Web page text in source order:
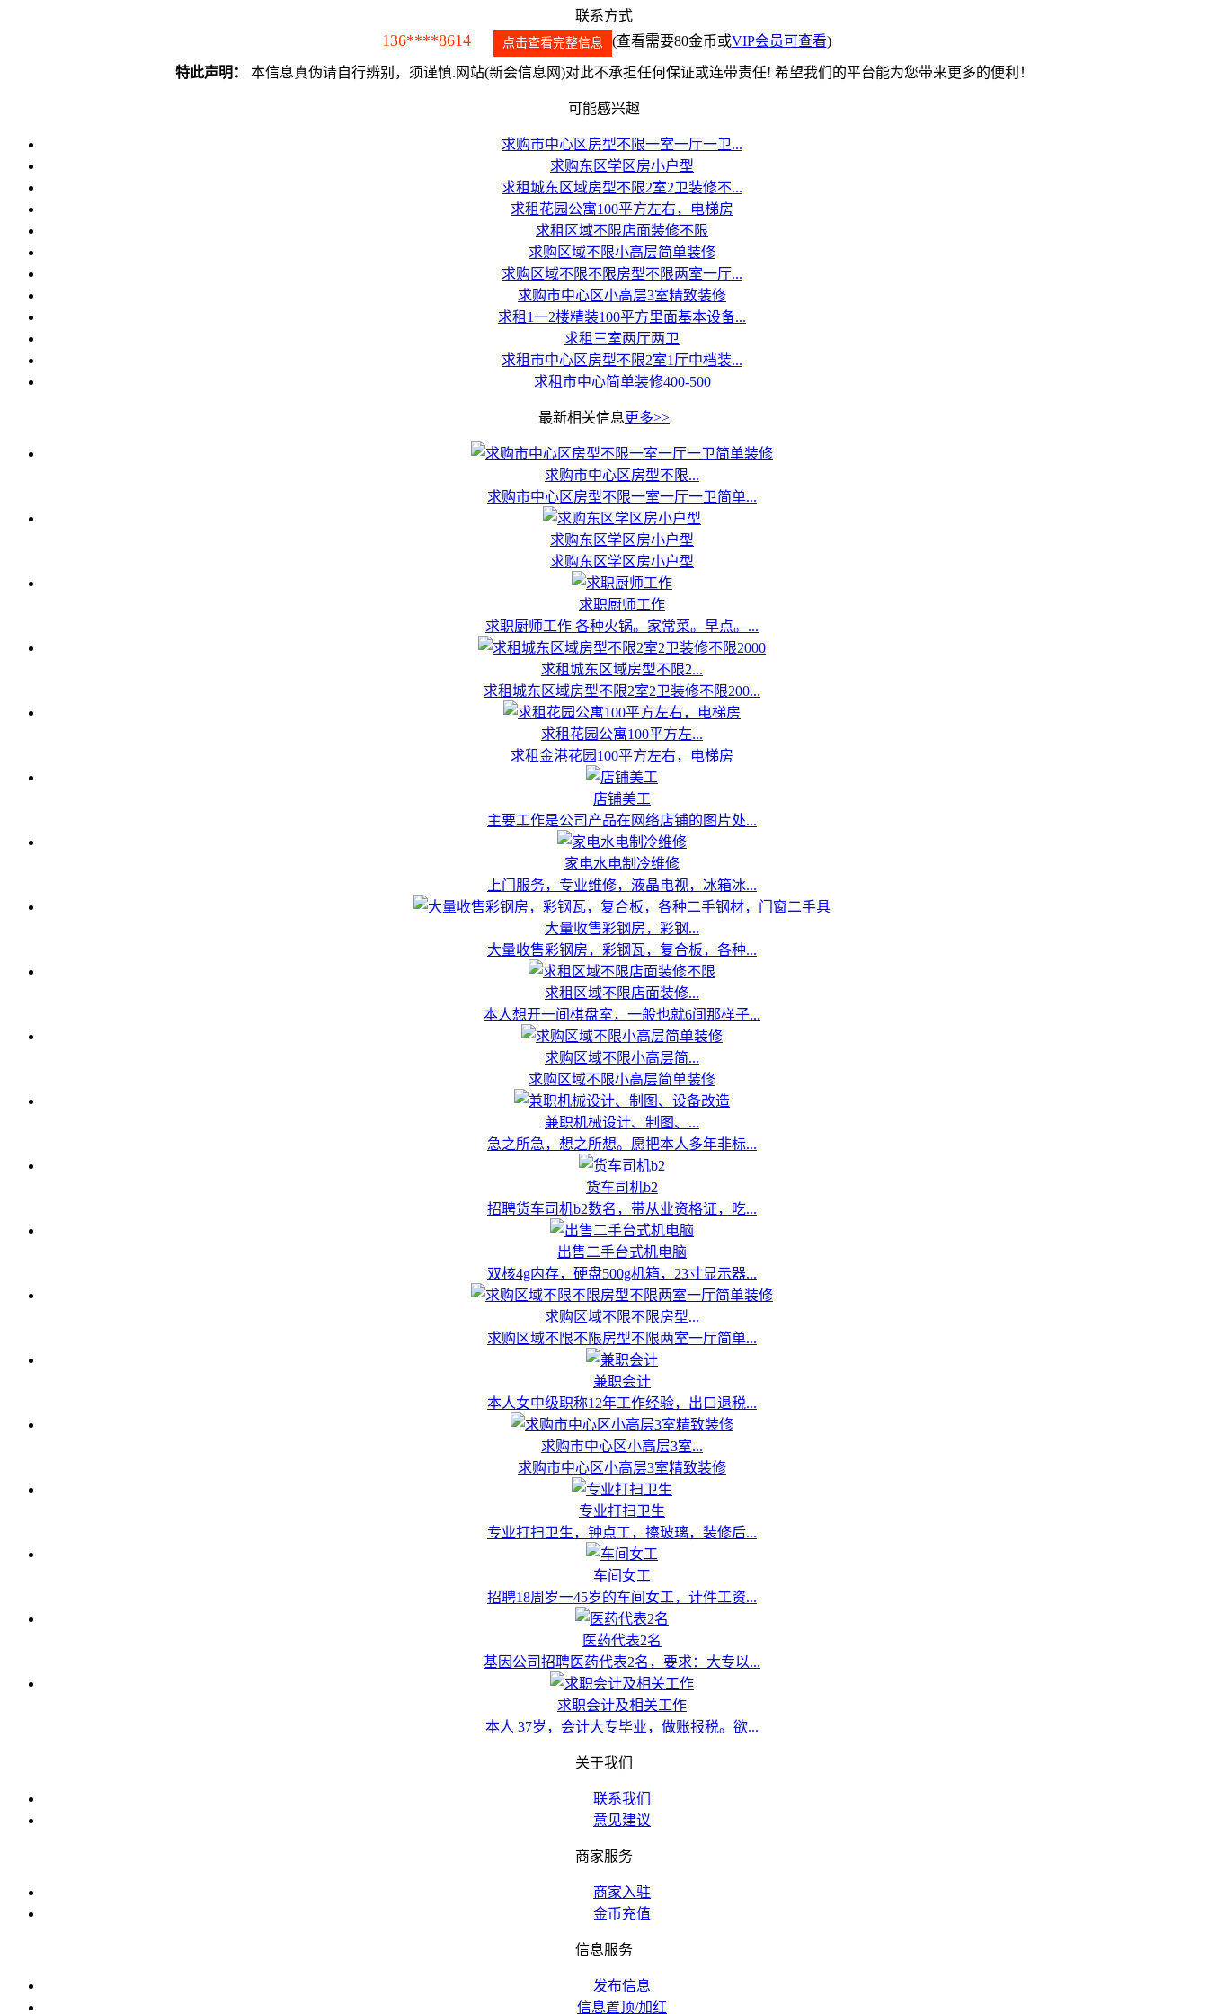
联系方式
136****8614 点击查看完整信息 (查看需要80金币或VIP会员可查看)
特此声明： 本信息真伪请自行辨别，须谨慎.网站(新会信息网)对此不承担任何保证或连带责任! 希望我们的平台能为您带来更多的便利！
可能感兴趣
求购市中心区房型不限一室一厅一卫...
求购东区学区房小户型
求租城东区域房型不限2室2卫装修不...
求租花园公寓100平方左右，电梯房
求租区域不限店面装修不限
求购区域不限小高层简单装修
求购区域不限不限房型不限两室一厅...
求购市中心区小高层3室精致装修
求租1一2楼精装100平方里面基本设备...
求租三室两厅两卫
求租市中心区房型不限2室1厅中档装...
求租市中心简单装修400-500
最新相关信息更多>>
求购市中心区房型不限...
求购市中心区房型不限一室一厅一卫简单...
求购东区学区房小户型
求购东区学区房小户型
求职厨师工作
求职厨师工作 各种火锅。家常菜。早点。...
求租城东区域房型不限2...
求租城东区域房型不限2室2卫装修不限200...
求租花园公寓100平方左...
求租金港花园100平方左右，电梯房
店铺美工
主要工作是公司产品在网络店铺的图片处...
家电水电制冷维修
上门服务，专业维修，液晶电视，冰箱冰...
大量收售彩钢房，彩钢...
大量收售彩钢房，彩钢瓦，复合板，各种...
求租区域不限店面装修...
本人想开一间棋盘室，一般也就6间那样子...
求购区域不限小高层简...
求购区域不限小高层简单装修
兼职机械设计、制图、...
急之所急，想之所想。愿把本人多年非标...
货车司机b2
招聘货车司机b2数名，带从业资格证，吃...
出售二手台式机电脑
双核4g内存，硬盘500g机箱，23寸显示器...
求购区域不限不限房型...
求购区域不限不限房型不限两室一厅简单...
兼职会计
本人女中级职称12年工作经验，出口退税...
求购市中心区小高层3室...
求购市中心区小高层3室精致装修
专业打扫卫生
专业打扫卫生，钟点工，擦玻璃，装修后...
车间女工
招聘18周岁一45岁的车间女工，计件工资...
医药代表2名
基因公司招聘医药代表2名，要求：大专以...
求职会计及相关工作
本人 37岁，会计大专毕业，做账报税。欲...
关于我们
联系我们
意见建议
商家服务
商家入驻
金币充值
信息服务
发布信息
信息置顶/加红